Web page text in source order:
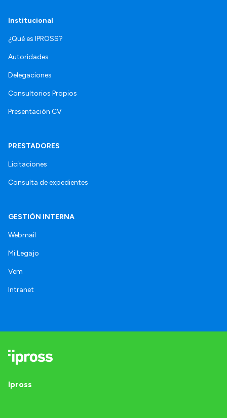
Institucional
¿Qué es IPROSS?
Autoridades
Delegaciones
Consultorios Propios
Presentación CV
PRESTADORES
Licitaciones
Consulta de expedientes
GESTIÓN INTERNA
Webmail
Mi Legajo
Vem
Intranet
Ipross